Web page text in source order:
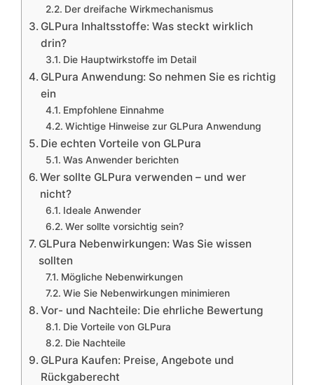
Der dreifache Wirkmechanismus
GLPura Inhaltsstoffe: Was steckt wirklich
drin?
Die Hauptwirkstoffe im Detail
GLPura Anwendung: So nehmen Sie es richtig
ein
Empfohlene Einnahme
Wichtige Hinweise zur GLPura Anwendung
Die echten Vorteile von GLPura
Was Anwender berichten
Wer sollte GLPura verwenden – und wer
nicht?
Ideale Anwender
Wer sollte vorsichtig sein?
GLPura Nebenwirkungen: Was Sie wissen
sollten
Mögliche Nebenwirkungen
Wie Sie Nebenwirkungen minimieren
Vor- und Nachteile: Die ehrliche Bewertung
Die Vorteile von GLPura
Die Nachteile
GLPura Kaufen: Preise, Angebote und
Rückgaberecht